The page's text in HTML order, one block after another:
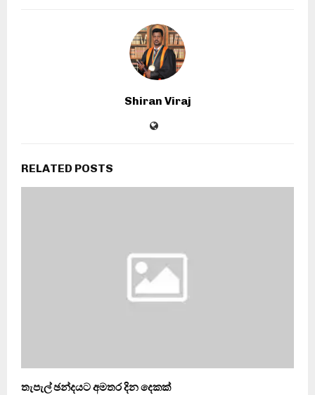
Shiran Viraj
RELATED POSTS
තැපැල් ඡන්දයට අමතර දින දෙකක්